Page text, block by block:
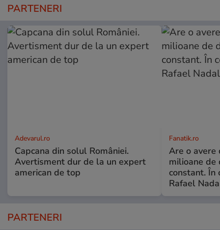
PARTENERI
Adevarul.ro
Capcana din solul României.
Avertisment dur de la un expert
american de top
Fanatik.ro
Are o avere
milioane de
constant. În
Rafael
PARTENERI